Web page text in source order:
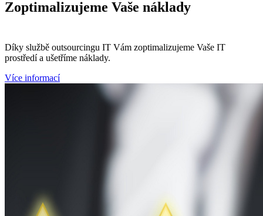
Zoptimalizujeme Vaše náklady
Díky službě outsourcingu IT Vám zoptimalizujeme Vaše IT
prostředí a ušetříme náklady.
Více informací